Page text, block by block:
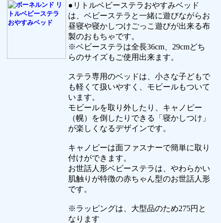
●リトルベビーステラおやすみベッド
は、ベビーステラと一緒に遊びながらお
昼寝や寝かしつけごっこ遊びが出来る布
製のおもちゃです。
※ベビーステラは全長36cm、29cmどち
らのサイズもご使用出来ます。
ステラ専用のベッドは、小さな子どもで
も軽くて扱いやすく、モビールもついて
います。
モビールを取り外したり、キャノピー
（幌）を倒したりできる「寝かしつけ」
が楽しくなるデザインです。
キャノピーは面ファスナーで簡単に取り
付けができます。
お世話人形ベビーステラは、やわらかい
肌触りが特徴の赤ちゃん型のお世話人形
です。
※ラッピングは、大型品のため275円と
なります